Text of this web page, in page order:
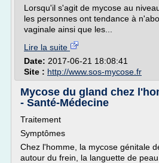
Lorsqu'il s'agit de mycose au
les personnes ont tendance à
vaginale ainsi que les...
Lire la suite
Date: 2017-06-21 18:08:41
Site : http://www.sos-mycose.fr
Mycose du gland chez
- Santé-Médecine
Traitement
Symptômes
Chez l'homme, la mycose génitale
autour du frein, la languette de